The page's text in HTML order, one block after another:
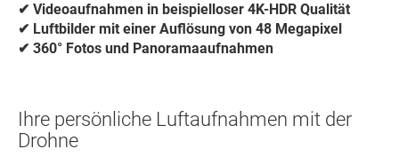
✔ Videoaufnahmen in beispielloser 4K-HDR Qualität
✔ Luftbilder mit einer Auflösung von 48 Megapixel
✔ 360° Fotos und Panoramaaufnahmen
Ihre persönliche Luftaufnahmen mit der
Drohne